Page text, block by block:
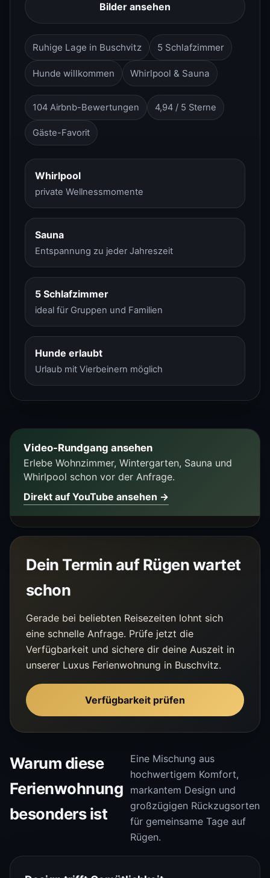
Bilder ansehen
Ruhige Lage in Buschvitz 5 Schlafzimmer
Hunde willkommen Whirlpool & Sauna
104 Airbnb-Bewertungen 4,94 / 5 Sterne
Gäste-Favorit
Whirlpool
private Wellnessmomente
Sauna
Entspannung zu jeder Jahreszeit
5 Schlafzimmer
ideal für Gruppen und Familien
Hunde erlaubt
Urlaub mit Vierbeinern möglich
Video-Rundgang ansehen
Erlebe Wohnzimmer, Wintergarten, Sauna und
Whirlpool schon vor der Anfrage.
Direkt auf YouTube ansehen →
Dein Termin auf Rügen wartet
schon
Gerade bei beliebten Reisezeiten lohnt sich
eine schnelle Anfrage. Prüfe jetzt die
Verfügbarkeit und sichere dir deine Auszeit in
unserer Luxus Ferienwohnung in Buschvitz.
Verfügbarkeit prüfen
Warum diese
Ferienwohnung
besonders ist
Eine Mischung aus
hochwertigem Komfort,
markantem Design und
großzügigen Rückzugsorten
für gemeinsame Tage auf
Rügen.